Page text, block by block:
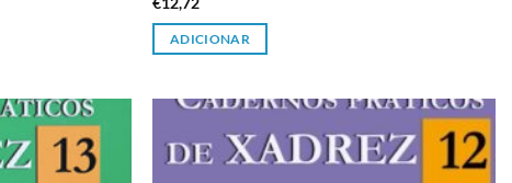
ADICIONAR
Adicionar
à lista de
Adicionar
à lista de